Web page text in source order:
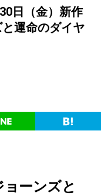
日（金）新作
運命のダイヤ
ーンズと